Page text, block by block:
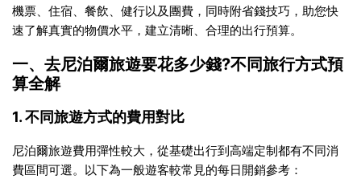
機票、住宿、餐飲、健行以及團費，同時附省錢技巧，助您快
速了解真實的物價水平，建立清晰、合理的出行預算。
一、去尼泊爾旅遊要花多少錢?不同旅行方式預
算全解
1. 不同旅遊方式的費用對比
尼泊爾旅遊費用彈性較大，從基礎出行到高端定制都有不同消
費區間可選。以下為一般遊客較常見的每日開銷參考：